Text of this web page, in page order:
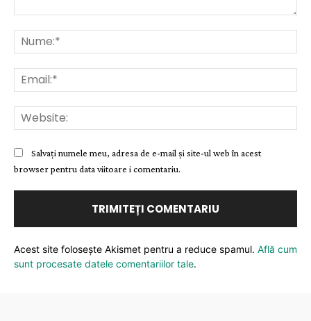
Salvați numele meu, adresa de e-mail și site-ul web în acest
browser pentru data viitoare i comentariu.
Acest site folosește Akismet pentru a reduce spamul. Află cum
sunt procesate datele comentariilor tale.